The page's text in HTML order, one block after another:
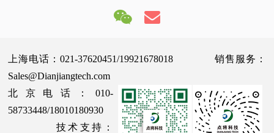
上海电话：021-37620451/19921678018 销售服务：
Sales@Dianjiangtech.com
北京电话：010-
58733448/18010180930
技术支持：